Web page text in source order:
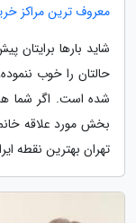
معروف ترین مراکز
شاید بارها
حالتان را خوب
شده است. اگر شما
بخش مورد علاقه
تهران بهترین نقطه